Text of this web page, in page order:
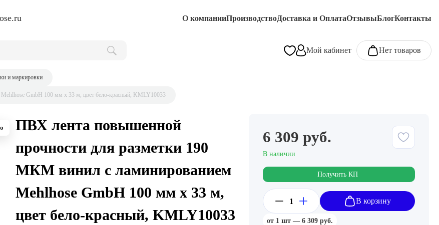
О компанииПроизводствоДоставка и ОплатаОтзывыБлогКонтакты
Мой кабинет Нет товаров
и маркировки
GmbH 100 мм х 33 м, цвет бело-красный, KMLY10033
ПВХ лента повышенной
прочности для разметки 190
МКМ винил с ламинированием
Mehlhose GmbH 100 мм х 33 м,
цвет бело-красный, KMLY10033
6 309 руб.
В наличии
Получить КП
В корзину
от 1 шт — 6 309 руб.